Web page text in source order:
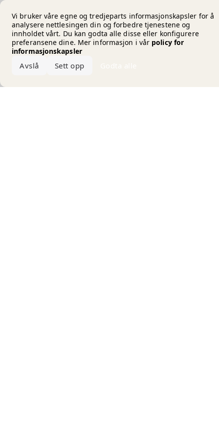
Vi bruker våre egne og tredjeparts informasjonskapsler for å
analysere nettlesingen din og forbedre tjenestene og
innholdet vårt. Du kan godta alle disse eller konfigurere
preferansene dine. Mer informasjon i vår policy for
informasjonskapsler
Avslå Sett opp
Error loading the brand